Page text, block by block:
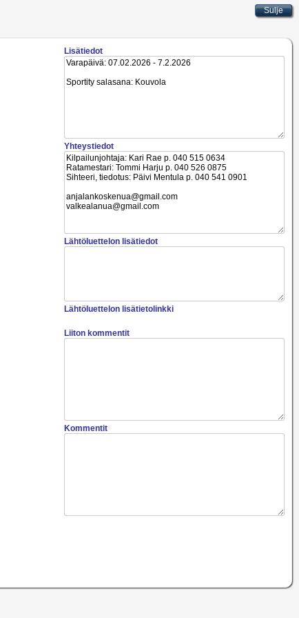
Lisätiedot
Yhteystiedot
Lähtöluettelon lisätiedot
Lähtöluettelon lisätietolinkki
Liiton kommentit
Kommentit